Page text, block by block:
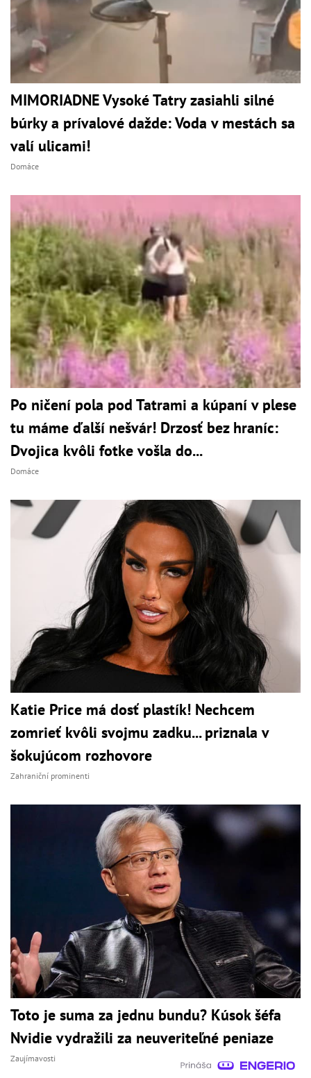
MIMORIADNE Vysoké Tatry zasiahli silné
búrky a prívalové dažde: Voda v mestách sa
valí ulicami!
Domáce
Po ničení pola pod Tatrami a kúpaní v plese
tu máme ďalší nešvár! Drzosť bez hraníc:
Dvojica kvôli fotke vošla do...
Domáce
Katie Price má dosť plastík! Nechcem
zomrieť kvôli svojmu zadku... priznala v
šokujúcom rozhovore
Zahraniční prominenti
Toto je suma za jednu bundu? Kúsok šéfa
Nvidie vydražili za neuveriteľné peniaze
Zaujímavosti